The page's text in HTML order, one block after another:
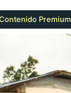
Premium